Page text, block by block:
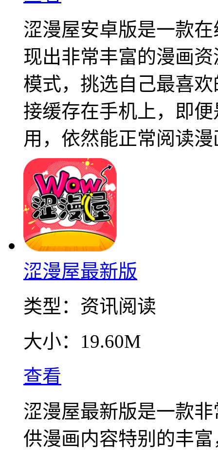
涩漫屋安卓版是一款
现出非常丰富的漫画
模式，挑选自己最喜
接缓存在手机上，即
用，依然能正常阅读
涩漫屋最新版
类型： 资讯阅读
大小： 19.60M
查看
涩漫屋最新版是一款
供漫画内容特别的丰